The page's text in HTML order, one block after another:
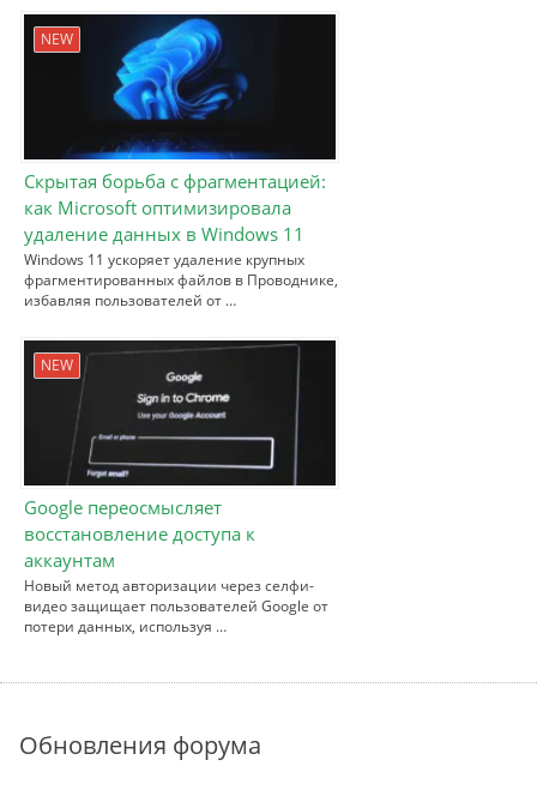
NEW
Скрытая борьба с фрагментацией:
как Microsoft оптимизировала
удаление данных в Windows 11
Windows 11 ускоряет удаление крупных
фрагментированных файлов в Проводнике,
избавляя пользователей от …
NEW
Google переосмысляет
восстановление доступа к
аккаунтам
Новый метод авторизации через селфи-
видео защищает пользователей Google от
потери данных, используя …
Обновления форума